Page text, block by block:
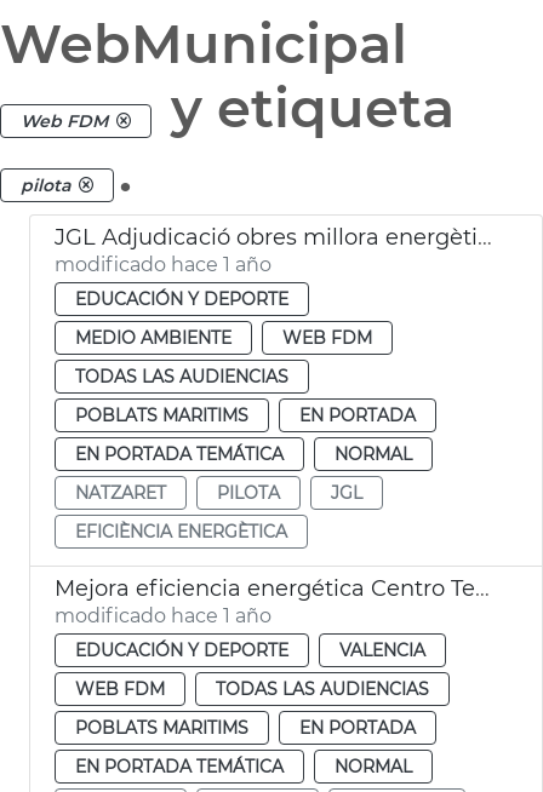
WebMunicipal
Web FDM y etiqueta
pilota .
JGL Adjudicació obres millora energètica Centre Tecnificació Pilota Natzaret València
modificado hace 1 año
EDUCACIÓN Y DEPORTE
MEDIO AMBIENTE
WEB FDM
TODAS LAS AUDIENCIAS
POBLATS MARITIMS
EN PORTADA
EN PORTADA TEMÁTICA
NORMAL
NATZARET
PILOTA
JGL
EFICIÈNCIA ENERGÈTICA
Mejora eficiencia energética Centro Tecnificación Pelota Natzaret
modificado hace 1 año
EDUCACIÓN Y DEPORTE
VALENCIA
WEB FDM
TODAS LAS AUDIENCIAS
POBLATS MARITIMS
EN PORTADA
EN PORTADA TEMÁTICA
NORMAL